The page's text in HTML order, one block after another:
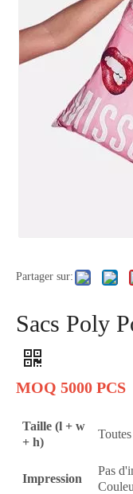
Partager sur:
Sacs Poly
MOQ 5000 PCS
Taille (l + w
+ h)
Impression
Pas